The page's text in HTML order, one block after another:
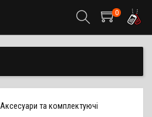
0
Аксесуари та комплектуючі